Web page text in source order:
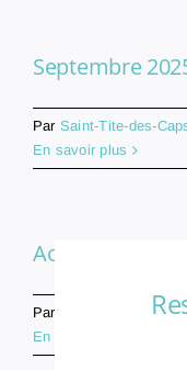
Septembre
Par Saint-Tite-des-
En savoir plus
Août 2025
Par Saint-Tite-des-
En savoir plus